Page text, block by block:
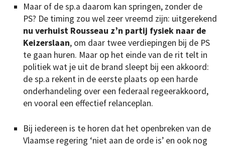
Maar of de sp.a daarom kan springen, zonder de
PS? De timing zou wel zeer vreemd zijn: uitgerekend
nu verhuist Rousseau z’n partij fysiek naar de
Keizerslaan, om daar twee verdiepingen bij de PS
te gaan huren. Maar op het einde van de rit telt in
politiek wat je uit de brand sleept bij een akkoord:
de sp.a rekent in de eerste plaats op een harde
onderhandeling over een federaal regeerakkoord,
en vooral een effectief relanceplan.
Bij iedereen is te horen dat het openbreken van de
Vlaamse regering ‘niet aan de orde is’ en ook nog